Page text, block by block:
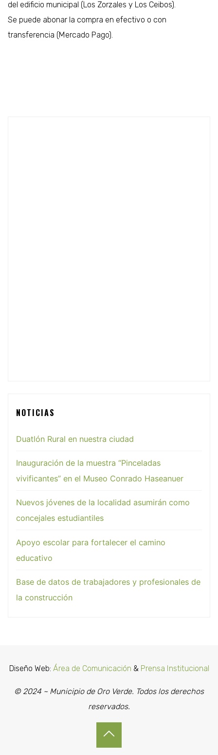
del edificio municipal (Los Zorzales y Los Ceibos).
Se puede abonar la compra en efectivo o con
transferencia (Mercado Pago).
NOTICIAS
Duatlón Rural en nuestra ciudad
Inauguración de la muestra “Pinceladas
vivificantes” en el Museo Conrado Haseanuer
Nuevos jóvenes de la localidad asumirán como
concejales estudiantiles
Apoyo escolar para fortalecer el camino
educativo
Base de datos de trabajadores y profesionales de
la construcción
Diseño Web: Área de Comunicación & Prensa Institucional
© 2024 ~ Municipio de Oro Verde. Todos los derechos
reservados.